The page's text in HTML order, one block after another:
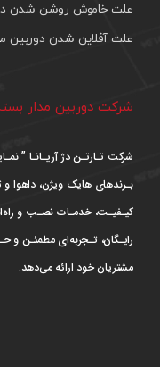
علت خاموش روشن شدن
علت آفلاین شدن دوربین
شرکت دوربین مدار
شرکت تـارتـن دژ آریـانـا ”
بـرندهای هایک ویژن، داهوا و
کیـفیـت، خدمـات نصـب و
رایـگان، تـجربه‌ای مطمئـن و
مشتریان خود ارائه می‌دهد.